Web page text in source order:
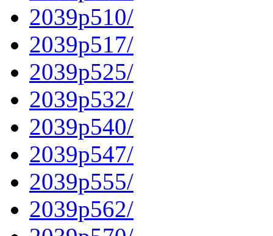
2039p510/
2039p517/
2039p525/
2039p532/
2039p540/
2039p547/
2039p555/
2039p562/